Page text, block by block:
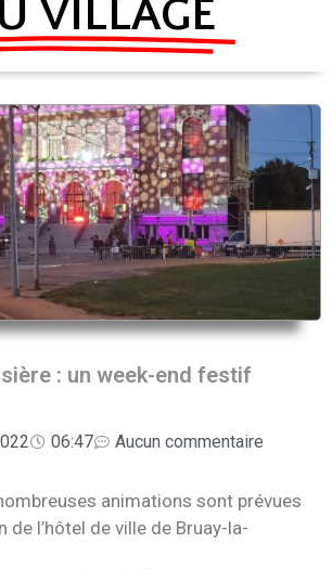
VILLAGE
: un week-end festif
06:47 Aucun commentaire
animations sont prévues
de l’hôtel de ville de Bruay-la-